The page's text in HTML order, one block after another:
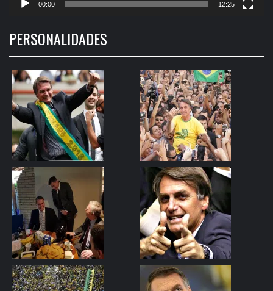
00:00 12:25
PERSONALIDADES